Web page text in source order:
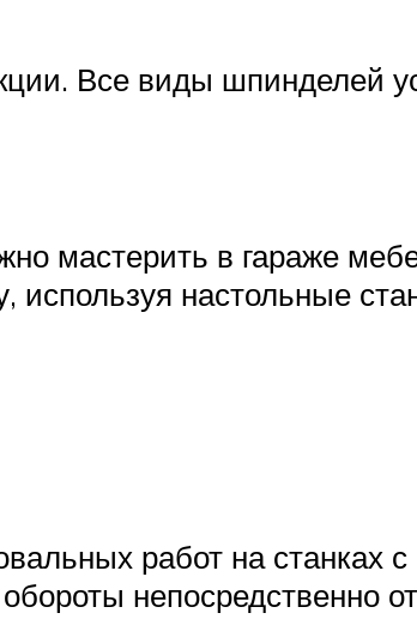
Все виды шпинделей
мастерить в гараже
используя настольные
работ на станках
непосредственно